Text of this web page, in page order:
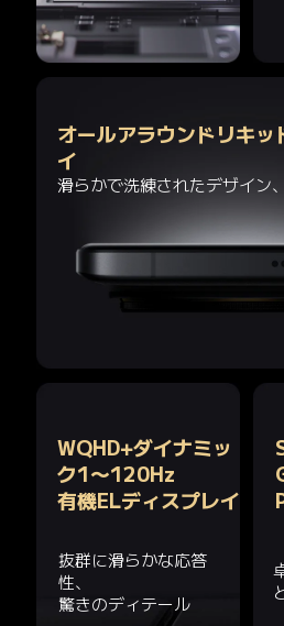
オールアラウンドリキッ
イ
滑らかで洗練されたデザイン
WQHD+ダイナミッ
ク1～120Hz
有機ELディスプレイ
抜群に滑らかな応答
性、
驚きのディテール